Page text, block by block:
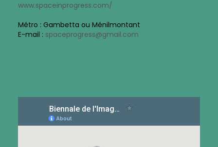
www.spaceinprogress.com/
Métro : Gambetta ou Ménilmontant
E-mail : spaceprogress@gmail.com